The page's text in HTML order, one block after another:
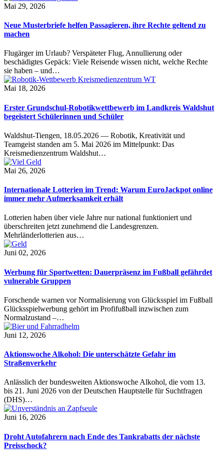
Mai 29, 2026
Neue Musterbriefe helfen Passagieren, ihre Rechte geltend zu
machen
Flugärger im Urlaub? Verspäteter Flug, Annullierung oder
beschädigtes Gepäck: Viele Reisende wissen nicht, welche Rechte
sie haben – und…
Mai 18, 2026
Erster Grundschul-Robotikwettbewerb im Landkreis Waldshut
begeistert Schülerinnen und Schüler
Waldshut-Tiengen, 18.05.2026 — Robotik, Kreativität und
Teamgeist standen am 5. Mai 2026 im Mittelpunkt: Das
Kreismedienzentrum Waldshut…
Mai 26, 2026
Internationale Lotterien im Trend: Warum EuroJackpot online
immer mehr Aufmerksamkeit erhält
Lotterien haben über viele Jahre nur national funktioniert und
überschreiten jetzt zunehmend die Landesgrenzen.
Mehrländerlotterien aus…
Juni 02, 2026
Werbung für Sportwetten: Dauerpräsenz im Fußball gefährdet
vulnerable Gruppen
Forschende warnen vor Normalisierung von Glücksspiel im Fußball
Glücksspielwerbung gehört im Profifußball inzwischen zum
Normalzustand –…
Juni 12, 2026
Aktionswoche Alkohol: Die unterschätzte Gefahr im
Straßenverkehr
Anlässlich der bundesweiten Aktionswoche Alkohol, die vom 13.
bis 21. Juni 2026 von der Deutschen Hauptstelle für Suchtfragen
(DHS)…
Juni 16, 2026
Droht Autofahrern nach Ende des Tankrabatts der nächste
Preisschock?